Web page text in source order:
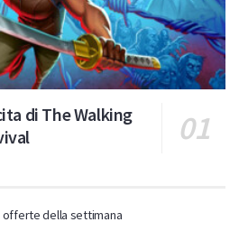
di The Walking
offerte della settimana